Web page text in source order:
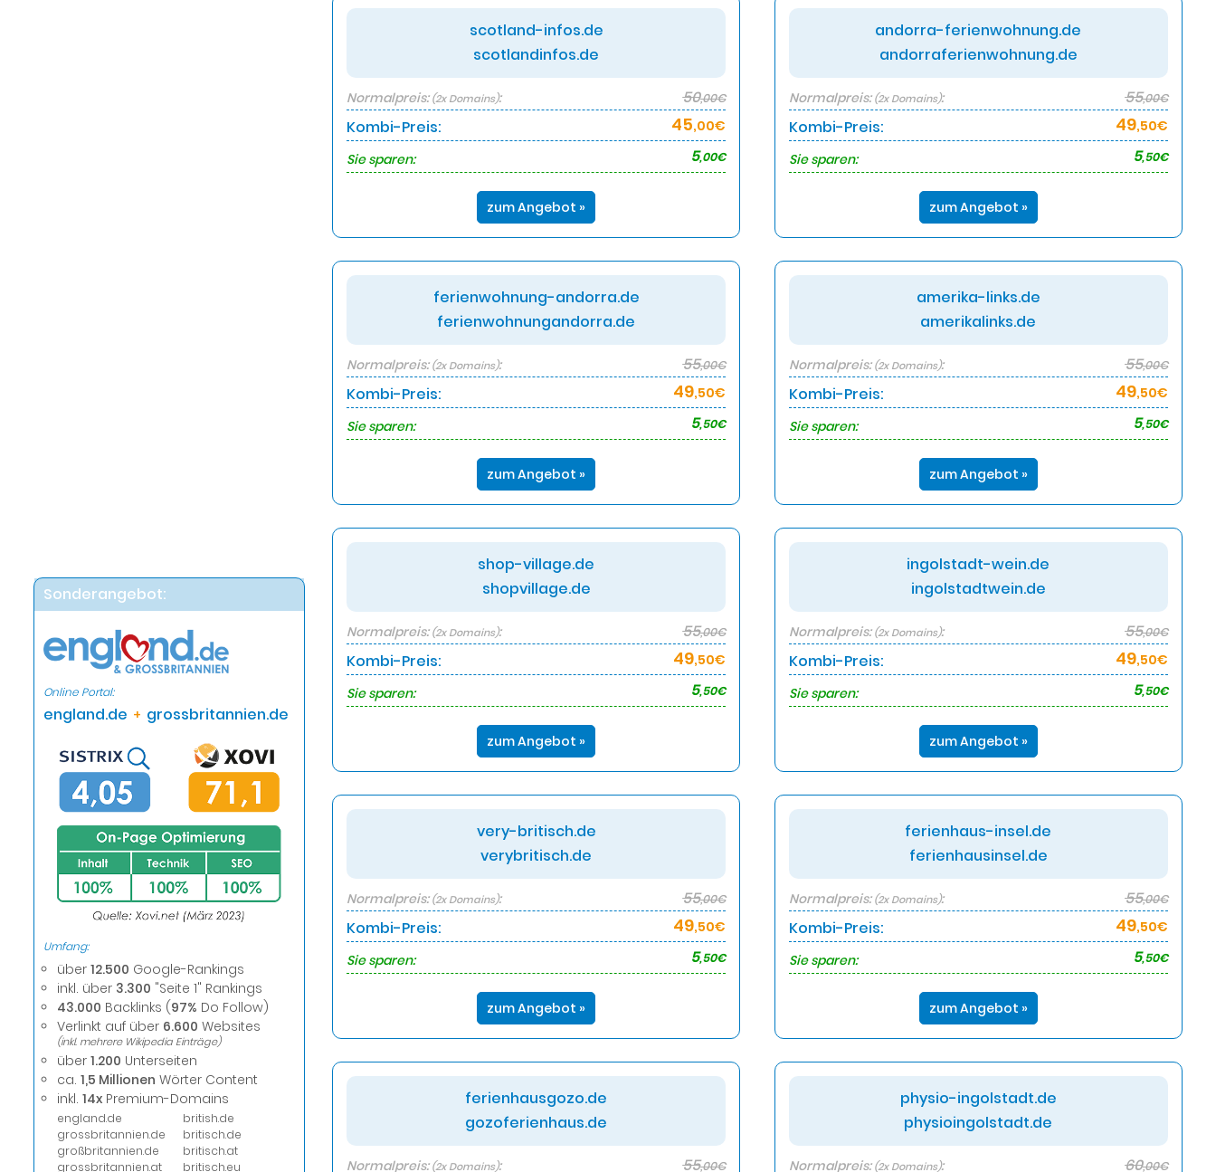
Sonderangebot:
Online Portal:
england.de + grossbritannien.de
Umfang:
über 12.500 Google-Rankings
inkl. über 3.300 "Seite 1" Rankings
43.000 Backlinks (97% Do Follow)
Verlinkt auf über 6.600 Websites
(inkl. mehrere Wikipedia Einträge)
über 1.200 Unterseiten
ca. 1,5 Millionen Wörter Content
inkl. 14x Premium-Domains
england.de
grossbritannien.de
großbritannien.de
grossbritannien.at
british.de
britisch.de
britisch.at
britisch.eu
scotland-infos.de
scotlandinfos.de
Normalpreis:(2x Domains): 50,00€
Kombi-Preis: 45,00€
Sie sparen:
5,00€
zum Angebot »
andorra-ferienwohnung.de
andorraferienwohnung.de
Normalpreis:(2x Domains): 55,00€
Kombi-Preis: 49,50€
Sie sparen:
5,50€
zum Angebot »
ferienwohnung-andorra.de
ferienwohnungandorra.de
Normalpreis:(2x Domains): 55,00€
Kombi-Preis: 49,50€
Sie sparen:
5,50€
zum Angebot »
amerika-links.de
amerikalinks.de
Normalpreis:(2x Domains): 55,00€
Kombi-Preis: 49,50€
Sie sparen:
5,50€
zum Angebot »
shop-village.de
shopvillage.de
Normalpreis:(2x Domains): 55,00€
Kombi-Preis: 49,50€
Sie sparen:
5,50€
zum Angebot »
ingolstadt-wein.de
ingolstadtwein.de
Normalpreis:(2x Domains): 55,00€
Kombi-Preis: 49,50€
Sie sparen:
5,50€
zum Angebot »
very-britisch.de
verybritisch.de
Normalpreis:(2x Domains): 55,00€
Kombi-Preis: 49,50€
Sie sparen:
5,50€
zum Angebot »
ferienhaus-insel.de
ferienhausinsel.de
Normalpreis:(2x Domains): 55,00€
Kombi-Preis: 49,50€
Sie sparen:
5,50€
zum Angebot »
ferienhausgozo.de
gozoferienhaus.de
Normalpreis:(2x Domains): 55,00€
physio-ingolstadt.de
physioingolstadt.de
Normalpreis:(2x Domains): 60,00€